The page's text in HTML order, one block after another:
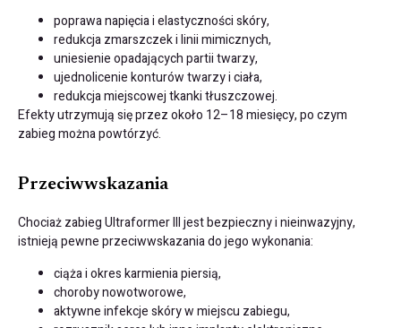
poprawa napięcia i elastyczności skóry,
redukcja zmarszczek i linii mimicznych,
uniesienie opadających partii twarzy,
ujednolicenie konturów twarzy i ciała,
redukcja miejscowej tkanki tłuszczowej.
Efekty utrzymują się przez około 12–18 miesięcy, po czym
zabieg można powtórzyć.
Przeciwwskazania
Chociaż zabieg Ultraformer III jest bezpieczny i nieinwazyjny,
istnieją pewne przeciwwskazania do jego wykonania:
ciąża i okres karmienia piersią,
choroby nowotworowe,
aktywne infekcje skóry w miejscu zabiegu,